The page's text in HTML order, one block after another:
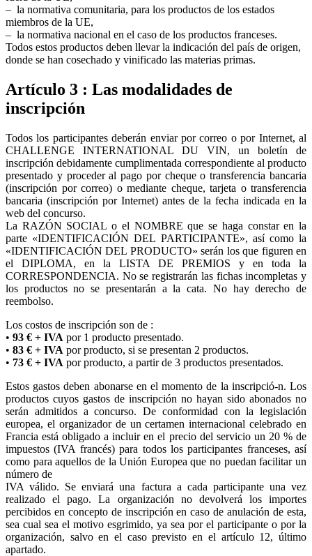
– la normativa comunitaria, para los productos de los estados
miembros de la UE,
– la normativa nacional en el caso de los productos franceses.
Todos estos productos deben llevar la indicación del país de origen,
donde se han cosechado y vinificado las materias primas.
Artículo 3 : Las modalidades de
inscripción
Todos los participantes deberán enviar por correo o por Internet, al
CHALLENGE INTERNATIONAL DU VIN, un boletín de
inscripción debidamente cumplimentada correspondiente al producto
presentado y proceder al pago por cheque o transferencia bancaria
(inscripción por correo) o mediante cheque, tarjeta o transferencia
bancaria (inscripción por Internet) antes de la fecha indicada en la
web del concurso.
La RAZÓN SOCIAL o el NOMBRE que se haga constar en la
parte «IDENTIFICACIÓN DEL PARTICIPANTE», así como la
«IDENTIFICACIÓN DEL PRODUCTO» serán los que figuren en
el DIPLOMA, en la LISTA DE PREMIOS y en toda la
CORRESPONDENCIA. No se registrarán las fichas incompletas y
los productos no se presentarán a la cata. No hay derecho de
reembolso.
Los costos de inscripción son de :
• 93 € + IVA por 1 producto presentado.
• 83 € + IVA por producto, si se presentan 2 productos.
• 73 € + IVA por producto, a partir de 3 productos presentados.
Estos gastos deben abonarse en el momento de la inscripció-n. Los
productos cuyos gastos de inscripción no hayan sido abonados no
serán admitidos a concurso. De conformidad con la legislación
europea, el organizador de un certamen internacional celebrado en
Francia está obligado a incluir en el precio del servicio un 20 % de
impuestos (IVA francés) para todos los participantes franceses, así
como para aquellos de la Unión Europea que no puedan facilitar un
número de
IVA válido. Se enviará una factura a cada participante una vez
realizado el pago. La organización no devolverá los importes
percibidos en concepto de inscripción en caso de anulación de esta,
sea cual sea el motivo esgrimido, ya sea por el participante o por la
organización, salvo en el caso previsto en el artículo 12, último
apartado.